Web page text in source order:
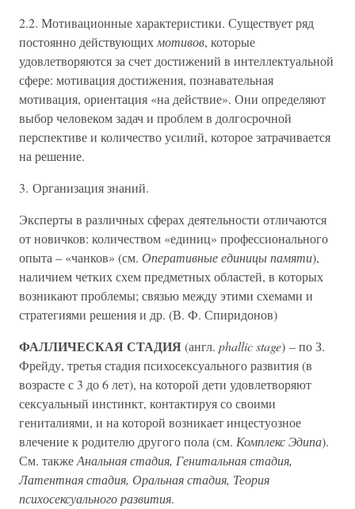
2.2. Мотивационные характеристики. Существует ряд
постоянно действующих мотивов, которые
удовлетворяются за счет достижений в интеллектуальной
сфере: мотивация достижения, познавательная
мотивация, ориентация «на действие». Они определяют
выбор человеком задач и проблем в долгосрочной
перспективе и количество усилий, которое затрачивается
на решение.
3. Организация знаний.
Эксперты в различных сферах деятельности отличаются
от новичков: количеством «единиц» профессионального
опыта – «чанков» (см. Оперативные единицы памяти),
наличием четких схем предметных областей, в которых
возникают проблемы; связью между этими схемами и
стратегиями решения и др. (В. Ф. Спиридонов)
ФАЛЛИЧЕСКАЯ СТАДИЯ(англ. phallic stage) – по З.
Фрейду, третья стадия психосексуального развития (в
возрасте с 3 до 6 лет), на которой дети удовлетворяют
сексуальный инстинкт, контактируя со своими
гениталиями, и на которой возникает инцестуозное
влечение к родителю другого пола (см. Комплекс Эдипа).
См. такжеАнальная стадия, Генитальная стадия,
Латентная стадия, Оральная стадия, Теория
психосексуального развития.